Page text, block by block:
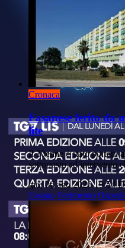
Cronaca
Fasanese ferito da
lite
Il 30enne è stato portato
sottoposto ad intervento
gio, 06 ago 2026 19:54
Fasano Ferimento